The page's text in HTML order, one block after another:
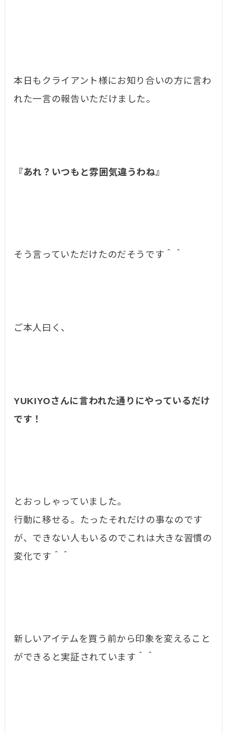
本日もクライアント様にお知り合いの方に言わ
れた一言の報告いただけました。
『あれ？いつもと雰囲気違うわね』
そう言っていただけたのだそうです＾＾
ご本人曰く、
YUKIYOさんに言われた通りにやっているだけ
です！
とおっしゃっていました。
行動に移せる。たったそれだけの事なのです
が、できない人もいるのでこれは大きな習慣の
変化です＾＾
新しいアイテムを買う前から印象を変えること
ができると実証されています＾＾